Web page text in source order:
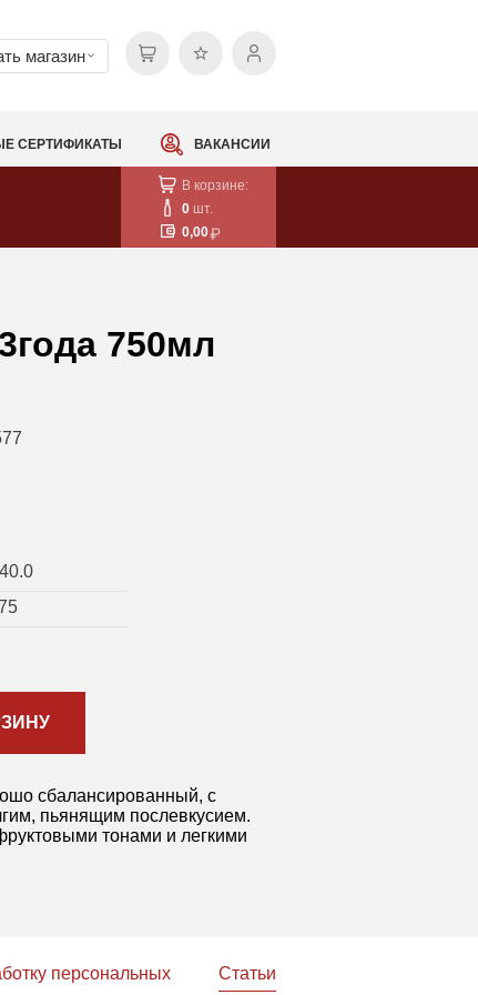
магазин
СЕРТИФИКАТЫ ВАКАНСИИ
В корзине:
0 шт.
0,00
750мл
40.0
сбалансированный, с
пьянящим послевкусием.
тонами и легкими
персональных
Статьи